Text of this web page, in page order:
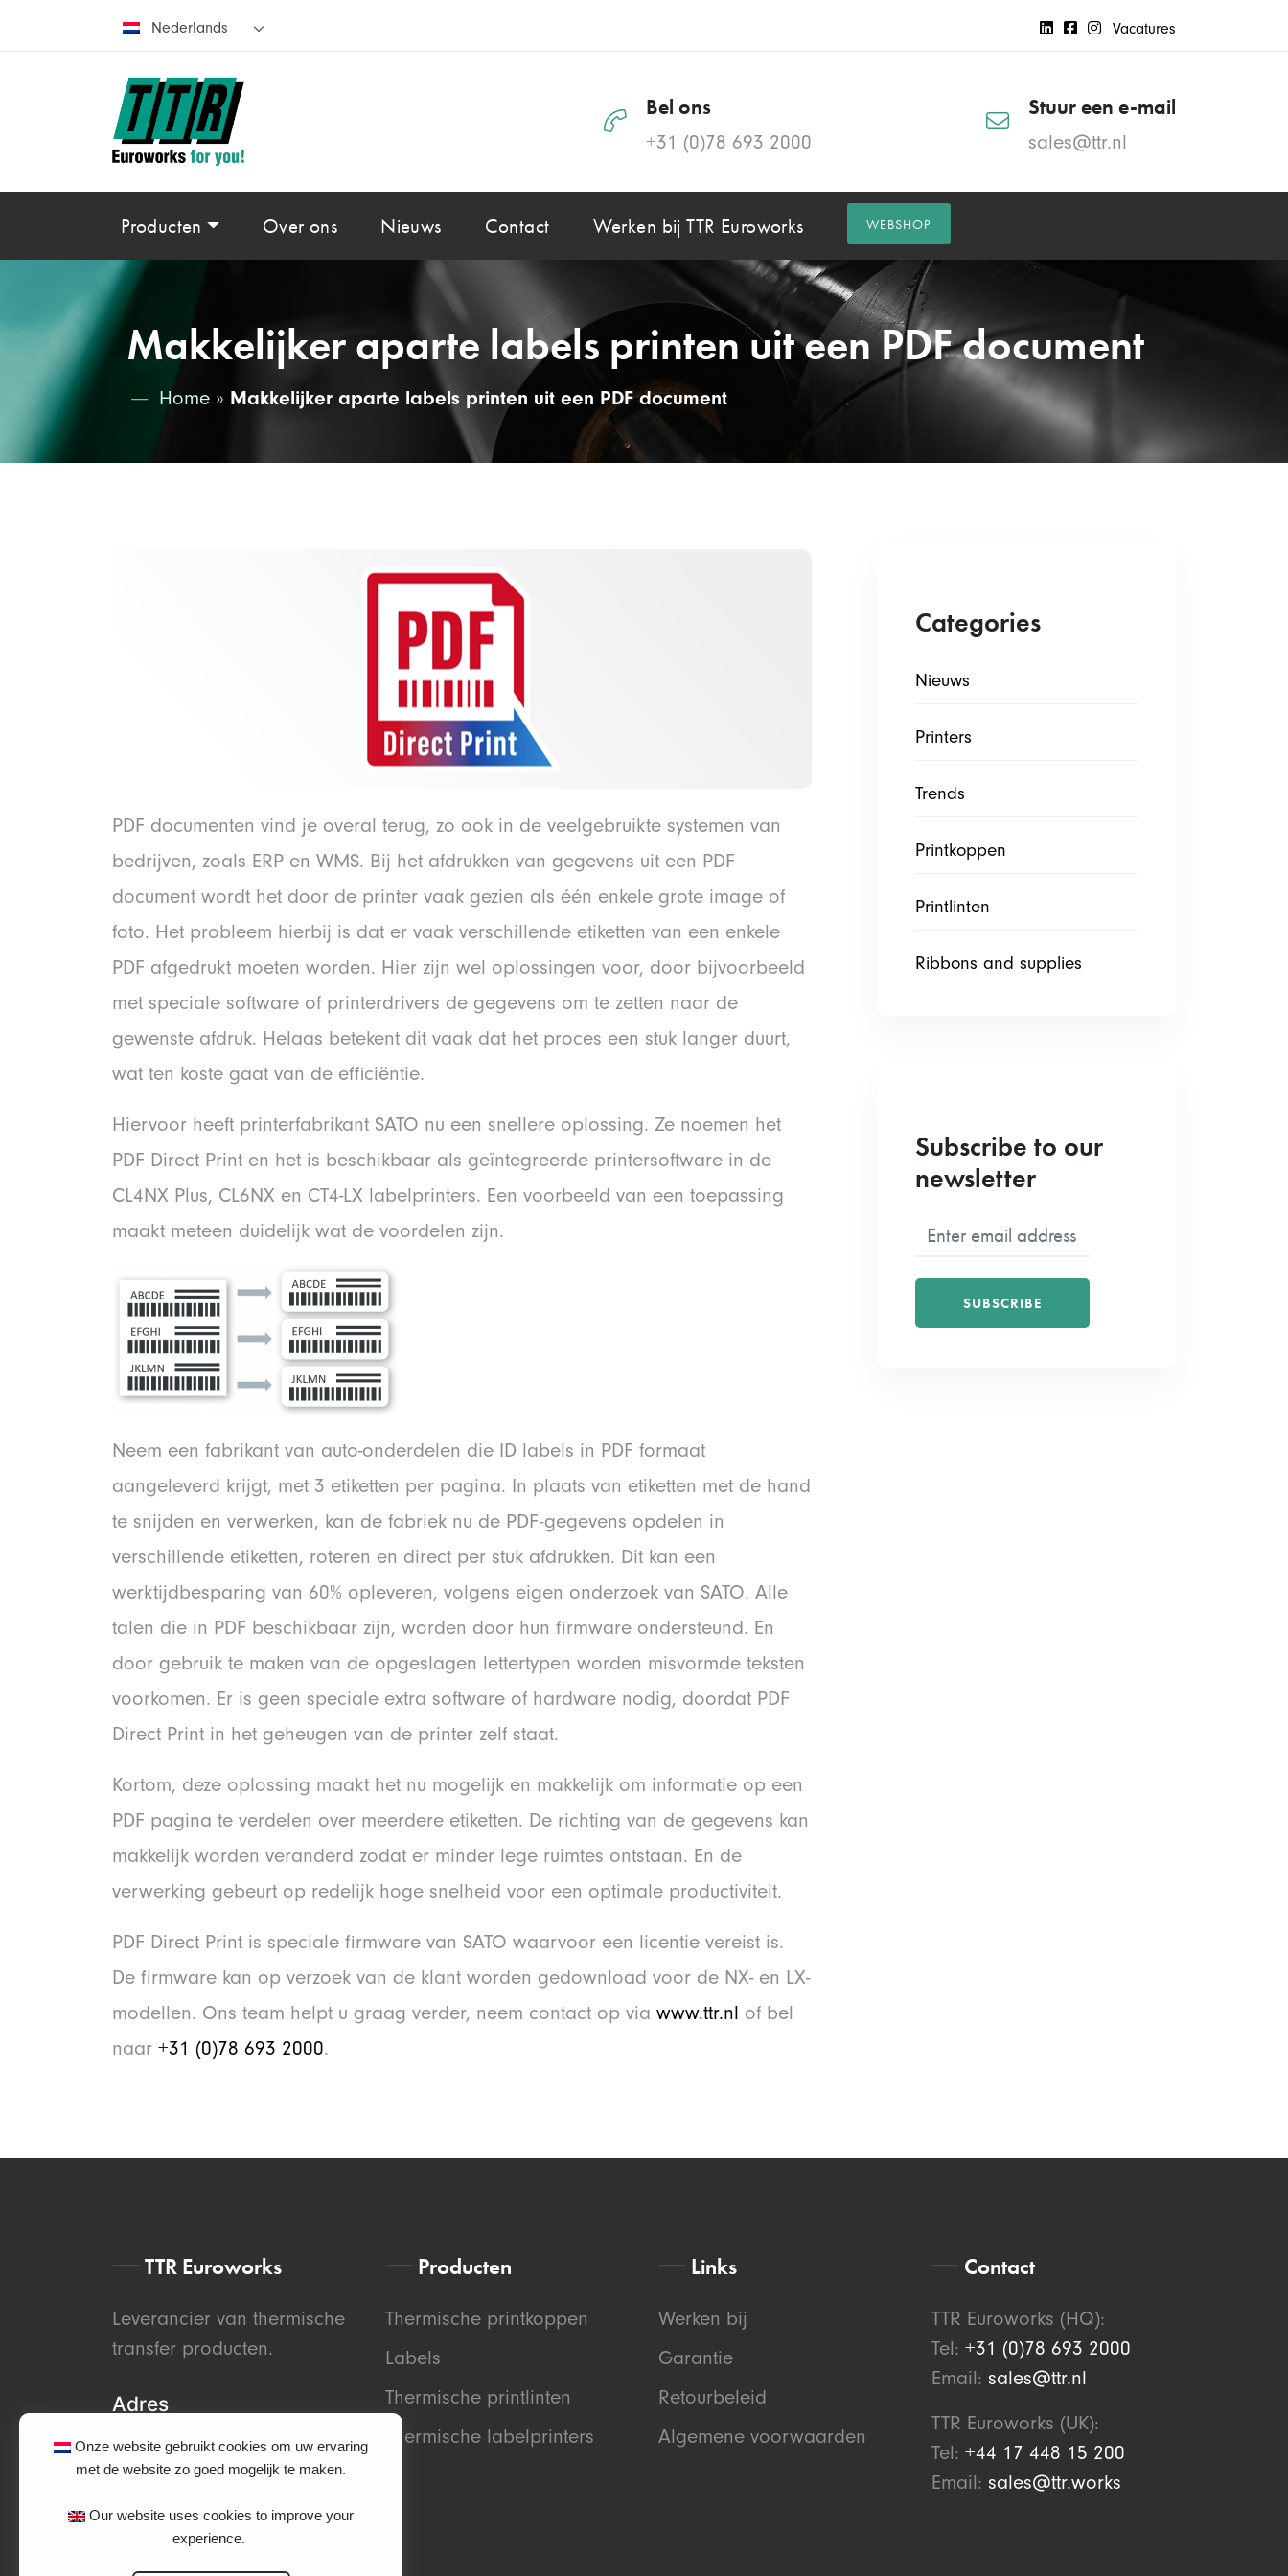
Onze website gebruikt cookies om uw ervaring
met de website zo goed mogelijk te maken.
Our website uses cookies to improve your
experience.
Nederlands Vacatures
Bel ons
+31 (0)78 693 2000
Stuur een e-mail
sales@ttr.nl
Producten Over ons Nieuws Contact Werken bij TTR Euroworks WEBSHOP
Makkelijker aparte labels printen uit een PDF document
Home » Makkelijker aparte labels printen uit een PDF document
PDF documenten vind je overal terug, zo ook in de veelgebruikte systemen van
bedrijven, zoals ERP en WMS. Bij het afdrukken van gegevens uit een PDF
document wordt het door de printer vaak gezien als één enkele grote image of
foto. Het probleem hierbij is dat er vaak verschillende etiketten van een enkele
PDF afgedrukt moeten worden. Hier zijn wel oplossingen voor, door bijvoorbeeld
met speciale software of printerdrivers de gegevens om te zetten naar de
gewenste afdruk. Helaas betekent dit vaak dat het proces een stuk langer duurt,
wat ten koste gaat van de efficiëntie.
Hiervoor heeft printerfabrikant SATO nu een snellere oplossing. Ze noemen het
PDF Direct Print en het is beschikbaar als geïntegreerde printersoftware in de
CL4NX Plus, CL6NX en CT4-LX labelprinters. Een voorbeeld van een toepassing
maakt meteen duidelijk wat de voordelen zijn.
Neem een fabrikant van auto-onderdelen die ID labels in PDF formaat
aangeleverd krijgt, met 3 etiketten per pagina. In plaats van etiketten met de hand
te snijden en verwerken, kan de fabriek nu de PDF-gegevens opdelen in
verschillende etiketten, roteren en direct per stuk afdrukken. Dit kan een
werktijdbesparing van 60% opleveren, volgens eigen onderzoek van SATO. Alle
talen die in PDF beschikbaar zijn, worden door hun firmware ondersteund. En
door gebruik te maken van de opgeslagen lettertypen worden misvormde teksten
voorkomen. Er is geen speciale extra software of hardware nodig, doordat PDF
Direct Print in het geheugen van de printer zelf staat.
Kortom, deze oplossing maakt het nu mogelijk en makkelijk om informatie op een
PDF pagina te verdelen over meerdere etiketten. De richting van de gegevens kan
makkelijk worden veranderd zodat er minder lege ruimtes ontstaan. En de
verwerking gebeurt op redelijk hoge snelheid voor een optimale productiviteit.
PDF Direct Print is speciale firmware van SATO waarvoor een licentie vereist is.
De firmware kan op verzoek van de klant worden gedownload voor de NX- en LX-
modellen. Ons team helpt u graag verder, neem contact op via www.ttr.nl of bel
naar +31 (0)78 693 2000.
Categories
Nieuws
Printers
Trends
Printkoppen
Printlinten
Ribbons and supplies
Subscribe to our
newsletter
SUBSCRIBE
TTR Euroworks
Leverancier van thermische
transfer producten.
Adres
Edisonweg 47
2952 AD Alblasserdam
The Netherlands (HQ)
Producten
Thermische printkoppen
Labels
Thermische printlinten
Thermische labelprinters
Links
Werken bij
Garantie
Retourbeleid
Algemene voorwaarden
Contact
TTR Euroworks (HQ):
Tel: +31 (0)78 693 2000
Email: sales@ttr.nl
TTR Euroworks (UK):
Tel: +44 17 448 15 200
Email: sales@ttr.works